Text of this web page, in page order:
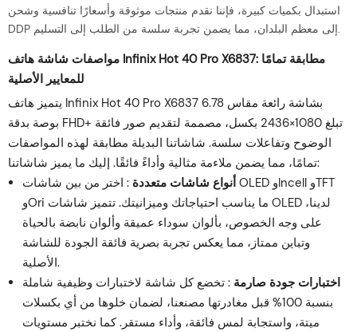
استبدال بكميات كبيرة، فإننا نقدم منتجات موثوقة وأسعارًا تنافسية وشحن
DDP إلى معظم البلدان، مما يضمن تجربة سلسة من الطلب إلى التسليم.
مواصفات شاشة هاتف Infinix Hot 40 Pro X6837: مطابقة تمامًا
للمعايير الأصلية
يتميز هاتف Infinix Hot 40 Pro X6837 بشاشة رائعة مقاس 6.78
بوصة بدقة FHD+ تبلغ 1080×2436 بكسل، مصممة لتقديم صور فائقة
الوضوح وتفاعلات سلسة. شاشاتنا البديلة مطابقة لهذه المواصفات
تمامًا، مما يضمن ملاءمة مثالية وأداءً فائقًا. إليك ما يميز شاشاتنا:
أنواع شاشات متعددة : اختر من بين شاشات OLED وIncell وTFT
وOri ما يناسب احتياجاتك وميزانيتك. تتميز شاشات OLED لدينا،
على وجه الخصوص، بألوان سوداء عميقة وألوان نابضة بالحياة
وتباين ممتاز، مما يعكس تجربة بصرية فائقة الجودة للشاشة
الأصلية.
اختبارات جودة صارمة : تخضع كل شاشة لاختبارات وظيفية شاملة
بنسبة 100% قبل مغادرتها مصنعنا، لضمان خلوها من أي بكسلات
ميتة، واستجابة لمس فائقة، وأداء مستقر. كما نختبر مستويات